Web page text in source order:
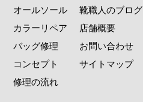
オールソール
カラーリペア
バッグ修理
コンセプト
修理の流れ
靴職人のブログ
店舗概要
お問い合わせ
サイトマップ